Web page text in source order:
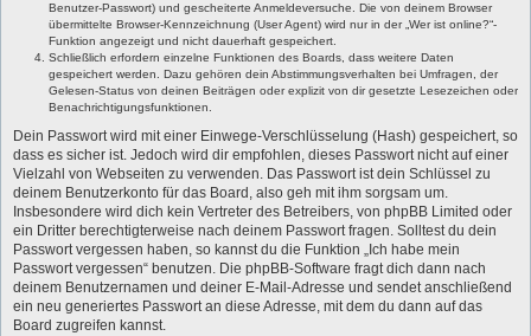
Benutzer-Passwort) und gescheiterte Anmeldeversuche. Die von deinem Browser
übermittelte Browser-Kennzeichnung (User Agent) wird nur in der „Wer ist online?“-
Funktion angezeigt und nicht dauerhaft gespeichert.
Schließlich erfordern einzelne Funktionen des Boards, dass weitere Daten
gespeichert werden. Dazu gehören dein Abstimmungsverhalten bei Umfragen, der
Gelesen-Status von deinen Beiträgen oder explizit von dir gesetzte Lesezeichen oder
Benachrichtigungsfunktionen.
Dein Passwort wird mit einer Einwege-Verschlüsselung (Hash) gespeichert, so
dass es sicher ist. Jedoch wird dir empfohlen, dieses Passwort nicht auf einer
Vielzahl von Webseiten zu verwenden. Das Passwort ist dein Schlüssel zu
deinem Benutzerkonto für das Board, also geh mit ihm sorgsam um.
Insbesondere wird dich kein Vertreter des Betreibers, von phpBB Limited oder
ein Dritter berechtigterweise nach deinem Passwort fragen. Solltest du dein
Passwort vergessen haben, so kannst du die Funktion „Ich habe mein
Passwort vergessen“ benutzen. Die phpBB-Software fragt dich dann nach
deinem Benutzernamen und deiner E-Mail-Adresse und sendet anschließend
ein neu generiertes Passwort an diese Adresse, mit dem du dann auf das
Board zugreifen kannst.